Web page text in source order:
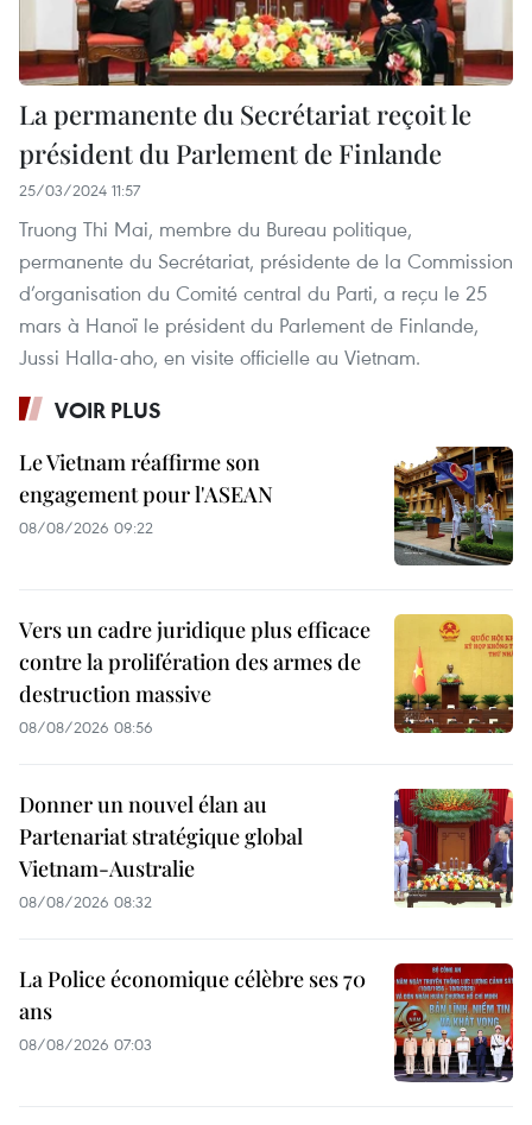
La permanente du Secrétariat reçoit le
président du Parlement de Finlande
25/03/2024 11:57
Truong Thi Mai, membre du Bureau politique,
permanente du Secrétariat, présidente de la Commission
d’organisation du Comité central du Parti, a reçu le 25
mars à Hanoï le président du Parlement de Finlande,
Jussi Halla-aho, en visite officielle au Vietnam.
VOIR PLUS
Le Vietnam réaffirme son
engagement pour l'ASEAN
08/08/2026 09:22
Vers un cadre juridique plus efficace
contre la prolifération des armes de
destruction massive
08/08/2026 08:56
Donner un nouvel élan au
Partenariat stratégique global
Vietnam-Australie
08/08/2026 08:32
La Police économique célèbre ses 70
ans
08/08/2026 07:03